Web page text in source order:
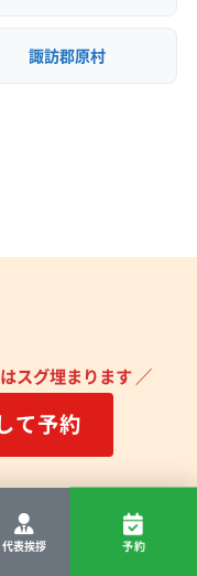
諏訪郡原村
代表挨拶 予約
スグ埋まります ／
て予約
ださい。